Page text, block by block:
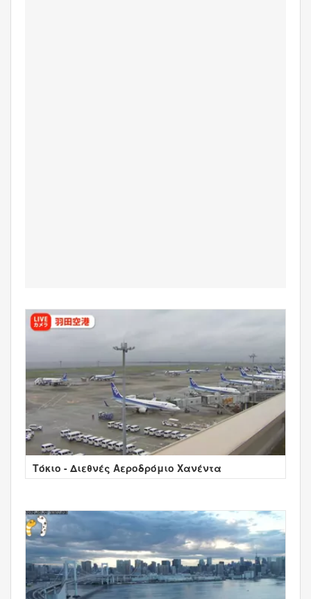
Τόκιο - Διεθνές Αεροδρόμιο Χανέντα